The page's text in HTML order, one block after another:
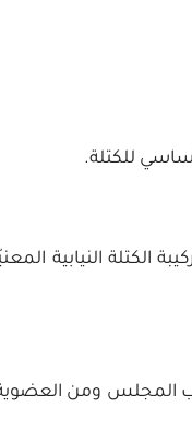
للكتلة.
النيابية
المجلس ومن العضوية